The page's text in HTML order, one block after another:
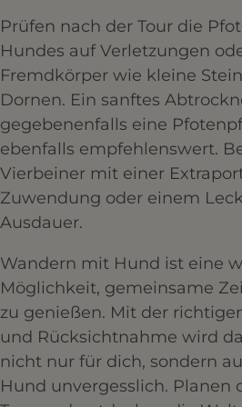
Prüfen nach der Tour die
Hundes auf Verletzungen
Fremdkörper wie kleine
Dornen. Ein sanftes
gegebenenfalls eine
ebenfalls empfehlenswert.
Vierbeiner mit einer
Zuwendung oder einem
Ausdauer.
Wandern mit Hund ist eine
Möglichkeit, gemeinsame
zu genießen. Mit der
und Rücksichtnahme wird
nicht nur für dich, sondern
Hund unvergesslich. Planen